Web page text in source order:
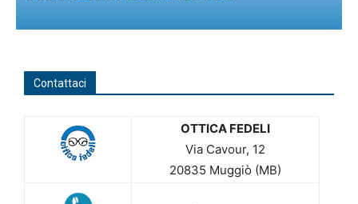
Contattaci
OTTICA FEDELI
Via Cavour, 12
20835 Muggiò (MB)